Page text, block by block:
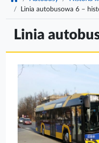
Linia autobusowa 6 –
Linia